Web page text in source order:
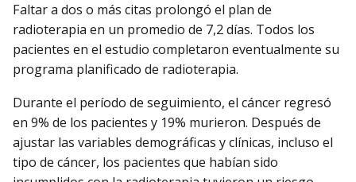
Faltar a dos o más citas prolongó el plan de
radioterapia en un promedio de 7,2 días. Todos los
pacientes en el estudio completaron eventualmente su
programa planificado de radioterapia.
Durante el período de seguimiento, el cáncer regresó
en 9% de los pacientes y 19% murieron. Después de
ajustar las variables demográficas y clínicas, incluso el
tipo de cáncer, los pacientes que habían sido